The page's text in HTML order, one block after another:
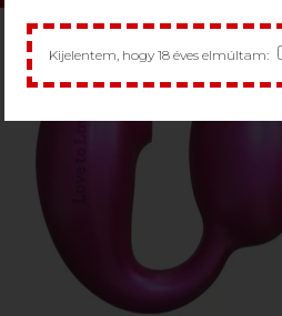
Kijelentem, hogy 18 éves elmúltam: